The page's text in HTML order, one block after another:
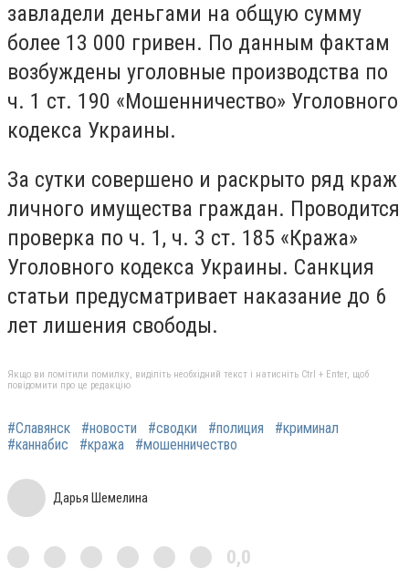
завладели деньгами на общую сумму
более 13 000 гривен. По данным фактам
возбуждены уголовные производства по
ч. 1 ст. 190 «Мошенничество» Уголовного
кодекса Украины.
За сутки совершено и раскрыто ряд краж
личного имущества граждан. Проводится
проверка по ч. 1, ч. 3 ст. 185 «Кража»
Уголовного кодекса Украины. Санкция
статьи предусматривает наказание до 6
лет лишения свободы.
Якщо ви помітили помилку, виділіть необхідний текст і натисніть Ctrl + Enter, щоб
повідомити про це редакцію
#Славянск #новости #сводки #полиция
#криминал
#каннабис
#кража #мошенничество
Дарья Шемелина
0,0